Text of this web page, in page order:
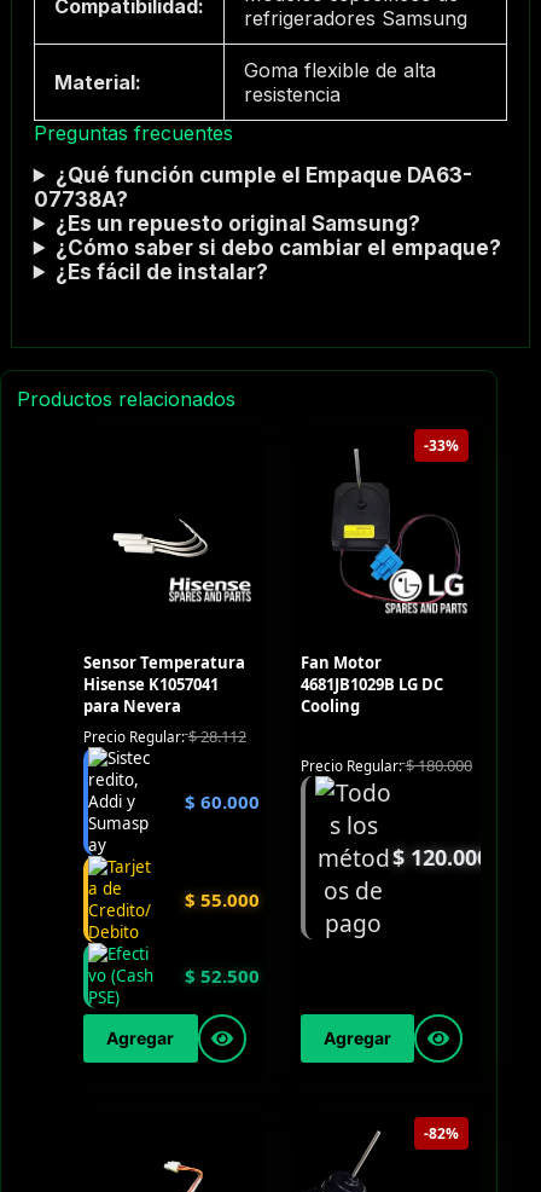
Compatibilidad:
refrigeradores Samsung
Material:
Goma flexible de alta
resistencia
Preguntas frecuentes
¿Qué función cumple el Empaque DA63-
07738A?
¿Es un repuesto original Samsung?
¿Cómo saber si debo cambiar el empaque?
¿Es fácil de instalar?
Productos relacionados
Sensor Temperatura
Hisense K1057041
para Nevera
Precio Regular:$28.112
$ 60.000
$ 55.000
$ 52.500
Agregar
-33%
Fan Motor
4681JB1029B LG DC
Cooling
Precio Regular:$180.000
$120.000
Agregar
-82%